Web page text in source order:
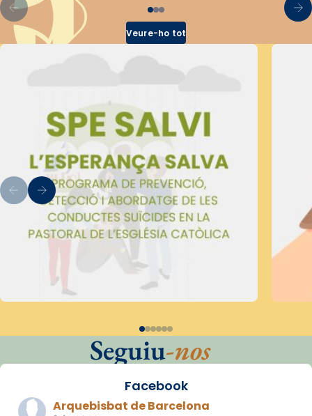
Veure-ho tot
Seguiu-nos
Facebook
Arquebisbat de Barcelona